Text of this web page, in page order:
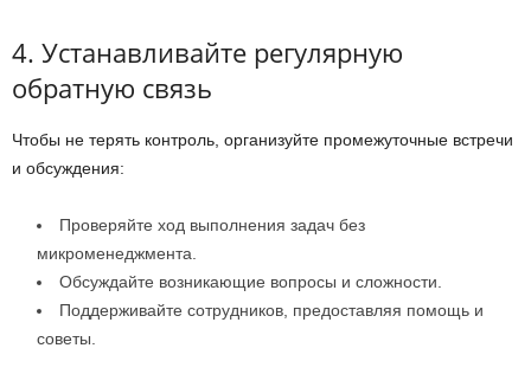
4. Устанавливайте регулярную
обратную связь
Чтобы не терять контроль, организуйте промежуточные встречи
и обсуждения:
Проверяйте ход выполнения задач без
микроменеджмента.
Обсуждайте возникающие вопросы и сложности.
Поддерживайте сотрудников, предоставляя помощь и
советы.